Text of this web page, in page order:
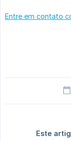
Entre em contato
Este